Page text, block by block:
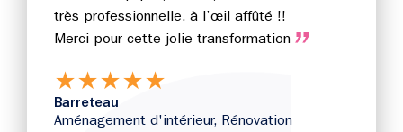
très professionnelle, à l’œil affûté !!
Merci pour cette jolie transformation
★★★★★
Barreteau
Aménagement d'intérieur, Rénovation